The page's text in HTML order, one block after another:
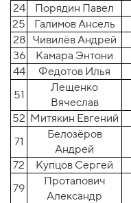
24
Порядин Павел
25
Галимов Ансель
28
Чивилёв Андрей
36
Камара Энтони
44
Федотов Илья
51
Лещенко
Вячеслав
52 Митякин Евгений
71
Белозёров
Андрей
72
Купцов Сергей
79
Протапович
Александр